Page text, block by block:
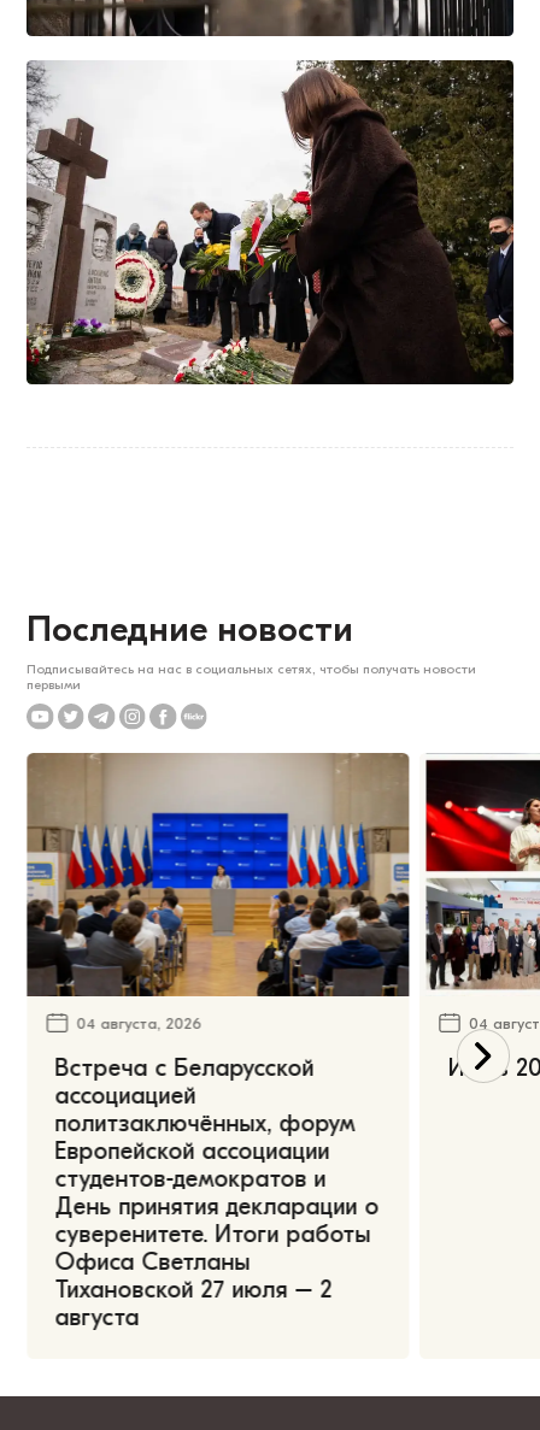
Последние новости
Подписывайтесь на нас в социальных сетях, чтобы получать новости
первыми
04 августа, 2026
Встреча с Беларусской
ассоциацией
политзаключённых, форум
Европейской ассоциации
студентов-демократов и
День принятия декларации о
суверенитете. Итоги работы
Офиса Светланы
Тихановской 27 июля – 2
августа
04
Июль